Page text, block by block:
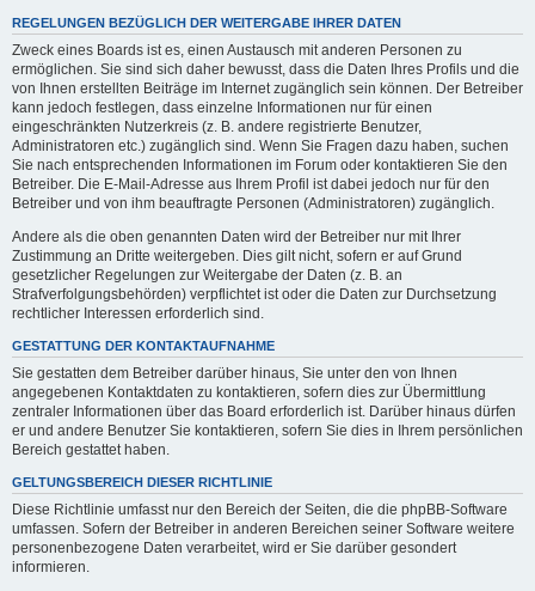
REGELUNGEN BEZÜGLICH DER WEITERGABE IHRER DATEN
Zweck eines Boards ist es, einen Austausch mit anderen Personen zu
ermöglichen. Sie sind sich daher bewusst, dass die Daten Ihres Profils und die
von Ihnen erstellten Beiträge im Internet zugänglich sein können. Der Betreiber
kann jedoch festlegen, dass einzelne Informationen nur für einen
eingeschränkten Nutzerkreis (z. B. andere registrierte Benutzer,
Administratoren etc.) zugänglich sind. Wenn Sie Fragen dazu haben, suchen
Sie nach entsprechenden Informationen im Forum oder kontaktieren Sie den
Betreiber. Die E-Mail-Adresse aus Ihrem Profil ist dabei jedoch nur für den
Betreiber und von ihm beauftragte Personen (Administratoren) zugänglich.
Andere als die oben genannten Daten wird der Betreiber nur mit Ihrer
Zustimmung an Dritte weitergeben. Dies gilt nicht, sofern er auf Grund
gesetzlicher Regelungen zur Weitergabe der Daten (z. B. an
Strafverfolgungsbehörden) verpflichtet ist oder die Daten zur Durchsetzung
rechtlicher Interessen erforderlich sind.
GESTATTUNG DER KONTAKTAUFNAHME
Sie gestatten dem Betreiber darüber hinaus, Sie unter den von Ihnen
angegebenen Kontaktdaten zu kontaktieren, sofern dies zur Übermittlung
zentraler Informationen über das Board erforderlich ist. Darüber hinaus dürfen
er und andere Benutzer Sie kontaktieren, sofern Sie dies in Ihrem persönlichen
Bereich gestattet haben.
GELTUNGSBEREICH DIESER RICHTLINIE
Diese Richtlinie umfasst nur den Bereich der Seiten, die die phpBB-Software
umfassen. Sofern der Betreiber in anderen Bereichen seiner Software weitere
personenbezogene Daten verarbeitet, wird er Sie darüber gesondert
informieren.